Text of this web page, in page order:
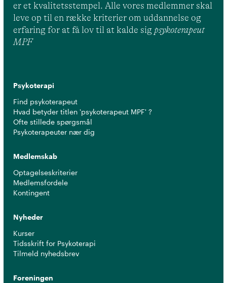
er et kvalitetsstempel. Alle vores medlemmer skal
leve op til en række kriterier om uddannelse og
erfaring for at få lov til at kalde sig psykoterapeut
MPF
Psykoterapi
Find psykoterapeut
Hvad betyder titlen 'psykoterapeut MPF' ?
Ofte stillede spørgsmål
Psykoterapeuter nær dig
Medlemskab
Optagelseskriterier
Medlemsfordele
Kontingent
Nyheder
Kurser
Tidsskrift for Psykoterapi
Tilmeld nyhedsbrev
Foreningen